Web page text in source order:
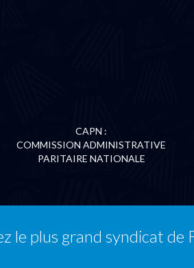
CAPN :
COMMISSION ADMINISTRATIVE
PARITAIRE NATIONALE
le plus grand syndicat de